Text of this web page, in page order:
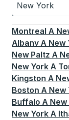
New York
Currently
Montreal A
Albany A New
New Paltz A
New York A
Kingston A
Boston A New
Buffalo A
New York A